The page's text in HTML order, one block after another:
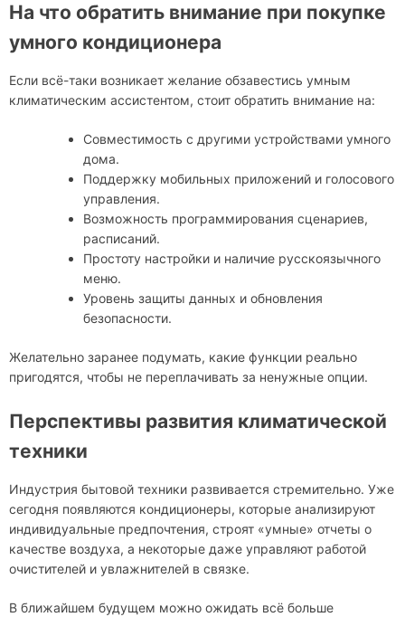
На что обратить внимание при покупке
умного кондиционера
Если всё-таки возникает желание обзавестись умным
климатическим ассистентом, стоит обратить внимание на:
Совместимость с другими устройствами умного
дома.
Поддержку мобильных приложений и голосового
управления.
Возможность программирования сценариев,
расписаний.
Простоту настройки и наличие русскоязычного
меню.
Уровень защиты данных и обновления
безопасности.
Желательно заранее подумать, какие функции реально
пригодятся, чтобы не переплачивать за ненужные опции.
Перспективы развития климатической
техники
Индустрия бытовой техники развивается стремительно. Уже
сегодня появляются кондиционеры, которые анализируют
индивидуальные предпочтения, строят «умные» отчеты о
качестве воздуха, а некоторые даже управляют работой
очистителей и увлажнителей в связке.
В ближайшем будущем можно ожидать всё больше